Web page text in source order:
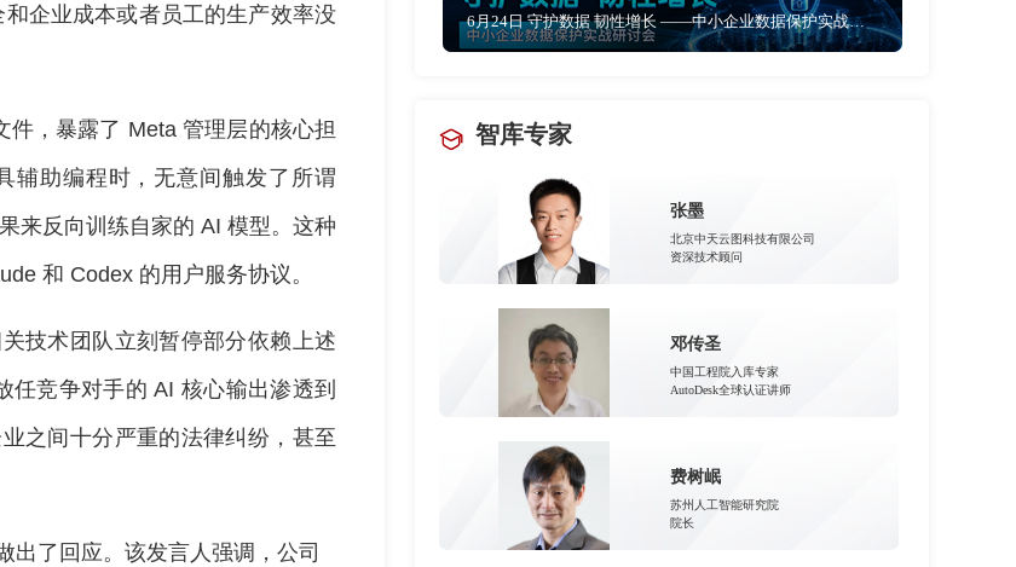
企业成本或者员工的生产效率没
，暴露了 Meta 管理层的核心担
辅助编程时，无意间触发了所谓
来反向训练自家的 AI 模型。这种
和 Codex 的用户服务协议。
技术团队立刻暂停部分依赖上述
竞争对手的 AI 核心输出渗透到
之间十分严重的法律纠纷，甚至
出了回应。该发言人强调，公司
6月24日 守护数据 韧性增长 ——中小企业数据保护实战研讨会
智库专家
张墨
北京中天云图科技有限公司
资深技术顾问
邓传圣
中国工程院入库专家
AutoDesk全球认证讲师
费树岷
苏州人工智能研究院
院长